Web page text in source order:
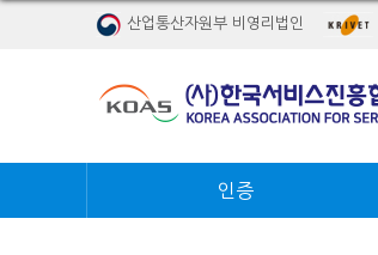
산업통산자원부 비영리법인
인증